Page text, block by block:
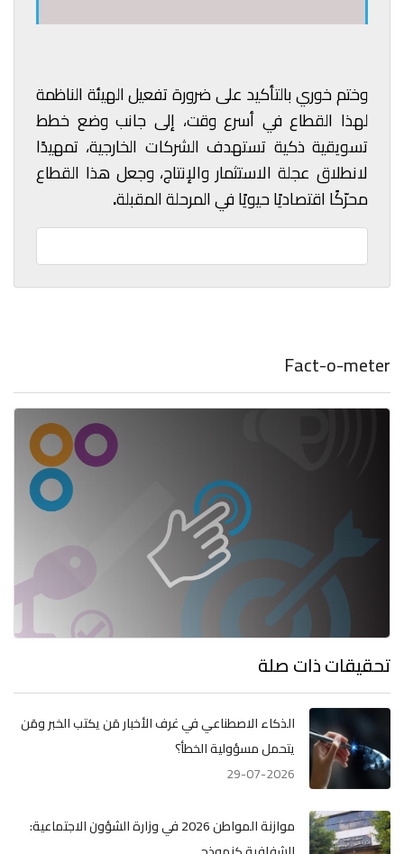
وختم خوري بالتأكيد على ضرورة تفعيل الهيئة الناظمة
لهذا القطاع في أسرع وقت، إلى جانب وضع خطط
تسويقية ذكية تستهدف الشركات الخارجية، تمهيدًا
لانطلاق عجلة الاستثمار والإنتاج، وجعل هذا القطاع
محرّكًا اقتصاديًا حيويًا في المرحلة المقبلة.
Fact-o-meter
تحقيقات ذات صلة
الذكاء الاصطناعي في غرف الأخبار مَن يكتب الخبر ومَن
يتحمل مسؤولية الخطأ؟
29-07-2026
موازنة المواطن 2026 في وزارة الشؤون الاجتماعية: